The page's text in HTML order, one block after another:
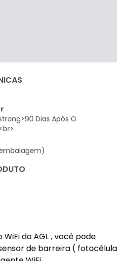
Dias Após O
da AGL , você pode
de barreira ( fotocélula